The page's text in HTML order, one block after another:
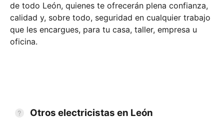
de todo León, quienes te ofrecerán plena confianza,
calidad y, sobre todo, seguridad en cualquier trabajo
que les encargues, para tu casa, taller, empresa u
oficina.
Otros electricistas en León